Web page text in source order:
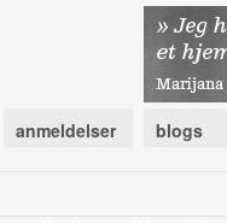
anmeldelser blogs